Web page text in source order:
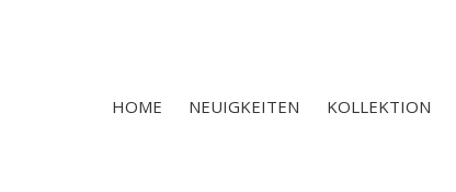
HOME NEUIGKEITEN KOLLEKTION